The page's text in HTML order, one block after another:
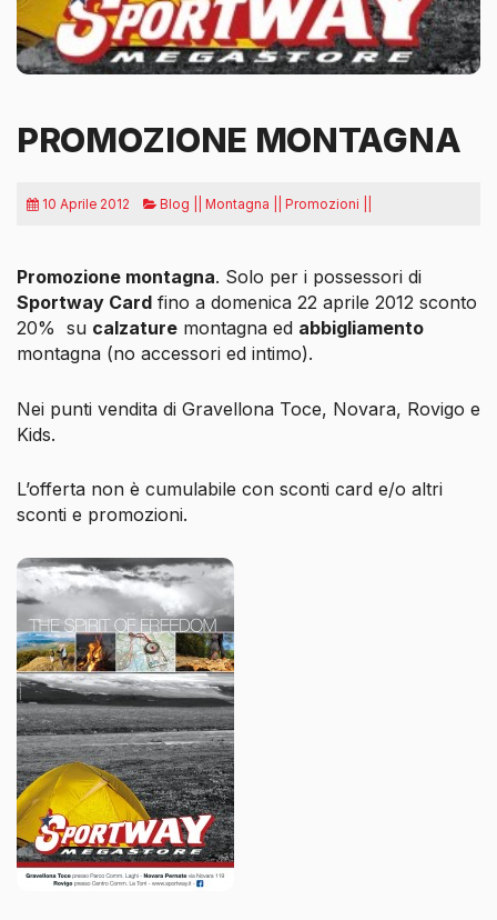
PROMOZIONE MONTAGNA
10 Aprile 2012 Blog || Montagna || Promozioni ||
Promozione montagna. Solo per i possessori di
Sportway Card fino a domenica 22 aprile 2012 sconto
20% su calzature montagna ed abbigliamento
montagna (no accessori ed intimo).
Nei punti vendita di Gravellona Toce, Novara, Rovigo e
Kids.
L’offerta non è cumulabile con sconti card e/o altri
sconti e promozioni.